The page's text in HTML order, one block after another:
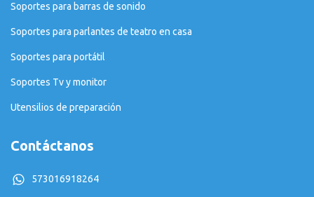
Soportes para barras de sonido
Soportes para parlantes de teatro en casa
Soportes para portátil
Soportes Tv y monitor
Utensilios de preparación
Contáctanos
573016918264